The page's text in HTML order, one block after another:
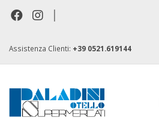
|
Assistenza Clienti: +39 0521.619144